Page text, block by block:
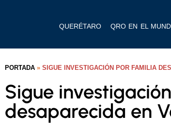
QUERÉTARO QRO EN EL
PORTADA » SIGUE INVESTIGACIÓN POR FAMILIA
Sigue
desaparecida en